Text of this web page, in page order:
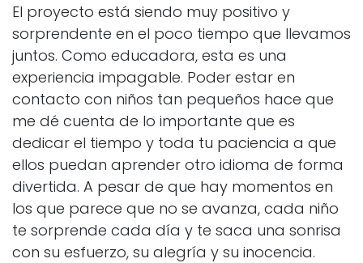
El proyecto está siendo muy positivo y
sorprendente en el poco tiempo que llevamos
juntos. Como educadora, esta es una
experiencia impagable. Poder estar en
contacto con niños tan pequeños hace que
me dé cuenta de lo importante que es
dedicar el tiempo y toda tu paciencia a que
ellos puedan aprender otro idioma de forma
divertida. A pesar de que hay momentos en
los que parece que no se avanza, cada niño
te sorprende cada día y te saca una sonrisa
con su esfuerzo, su alegría y su inocencia.